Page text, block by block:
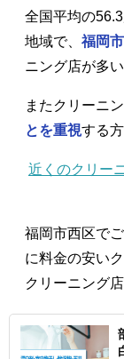
全国平均の
地域で、 福岡市
ニング店が多
またクリーニ
とを重視する
近くのクリー
福岡市西区で
に料金の安い
クリーニング